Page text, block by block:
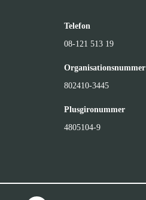
Telefon
08-121 513 19
Organisationsnummer
802410-3445
Plusgironummer
4805104-9